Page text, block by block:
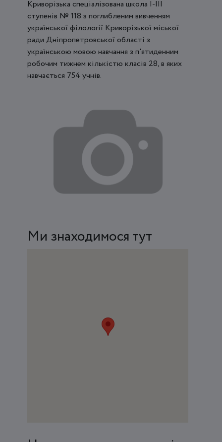
Криворізька спеціалізована школа І-ІІІ
ступенів № 118 з поглибленим вивченням
української філології Криворізької міської
ради Дніпропетровської області з
українською мовою навчання з п'ятиденним
робочим тижнем кількістю класів 28, в яких
навчається 754 учнів.
Ми знаходимося тут